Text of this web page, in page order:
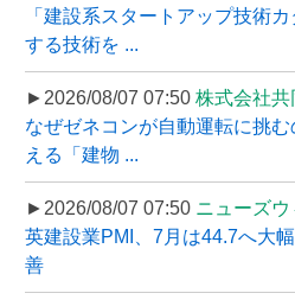
「建設系スタートアップ技術
する技術を ...
►2026/08/07 07:50 株式会社共
なぜゼネコンが自動運転に挑
える「建物 ...
►2026/08/07 07:50 ニューズ
英建設業PMI、7月は44.7へ大
善